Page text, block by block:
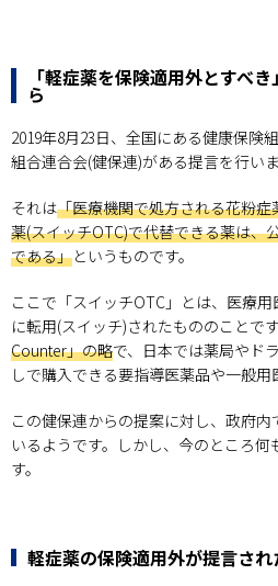
「軽症薬を保険適用外とすべ
ら
2019年8月23日、全国にある健康保険
組合連合会(健保連)がある提言を行いま
それは「医療機関で処方される花粉
薬(スイッチOTC)で代替できる薬は、
である」というものです。
ここで「スイッチOTC」とは、医療
に転用(スイッチ)されたもののことです
Counter」の略で、日本では薬局やド
しで購入できる要指導医薬品や一般用
この健保連からの提案に対し、政府
いるようです。しかし、今のところ
す。
軽症薬の保険適用外が提言さ